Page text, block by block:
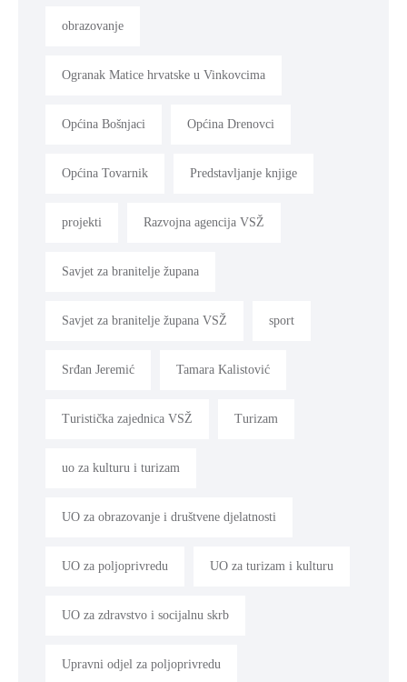
obrazovanje
Ogranak Matice hrvatske u Vinkovcima
Općina Bošnjaci Općina Drenovci
Općina Tovarnik Predstavljanje knjige
projekti Razvojna agencija VSŽ
Savjet za branitelje župana
Savjet za branitelje župana VSŽ sport
Srđan Jeremić Tamara Kalistović
Turistička zajednica VSŽ Turizam
uo za kulturu i turizam
UO za obrazovanje i društvene djelatnosti
UO za poljoprivredu UO za turizam i kulturu
UO za zdravstvo i socijalnu skrb
Upravni odjel za poljoprivredu